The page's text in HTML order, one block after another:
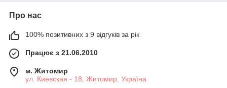
Про нас
100% позитивних з 9 відгуків за рік
Працює з 21.06.2010
м. Житомир
ул. Киевская - 18, Житомир, Україна